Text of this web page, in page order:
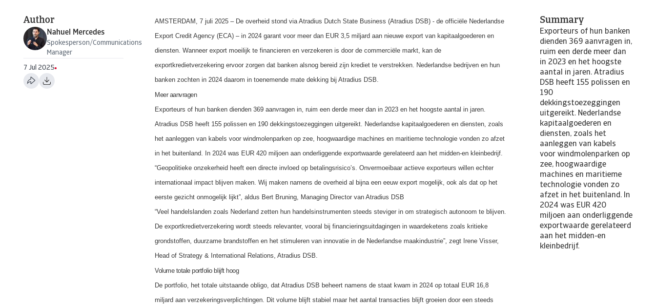
Author
Nahuel Mercedes
Spokesperson/Communications
Manager
7 Jul 2025
AMSTERDAM, 7 juli 2025 – De overheid stond via Atradius Dutch State Business (Atradius DSB) - de officiële Nederlandse
Export Credit Agency (ECA) – in 2024 garant voor meer dan EUR 3,5 miljard aan nieuwe export van kapitaalgoederen en
diensten. Wanneer export moeilijk te financieren en verzekeren is door de commerciële markt, kan de
exportkredietverzekering ervoor zorgen dat banken alsnog bereid zijn krediet te verstrekken. Nederlandse bedrijven en hun
banken zochten in 2024 daarom in toenemende mate dekking bij Atradius DSB.
Meer aanvragen
Exporteurs of hun banken dienden 369 aanvragen in, ruim een derde meer dan in 2023 en het hoogste aantal in jaren.
Atradius DSB heeft 155 polissen en 190 dekkingstoezeggingen uitgereikt. Nederlandse kapitaalgoederen en diensten, zoals
het aanleggen van kabels voor windmolenparken op zee, hoogwaardige machines en maritieme technologie vonden zo afzet
in het buitenland. In 2024 was EUR 420 miljoen aan onderliggende exportwaarde gerelateerd aan het midden-en kleinbedrijf.
“Geopolitieke onzekerheid heeft een directe invloed op betalingsrisico’s. Onvermoeibaar actieve exporteurs willen echter
internationaal impact blijven maken. Wij maken namens de overheid al bijna een eeuw export mogelijk, ook als dat op het
eerste gezicht onmogelijk lijkt”, aldus Bert Bruning, Managing Director van Atradius DSB
“Veel handelslanden zoals Nederland zetten hun handelsinstrumenten steeds steviger in om strategisch autonoom te blijven.
De exportkredietverzekering wordt steeds relevanter, vooral bij financieringsuitdagingen in waardeketens zoals kritieke
grondstoffen, duurzame brandstoffen en het stimuleren van innovatie in de Nederlandse maakindustrie”, zegt Irene Visser,
Head of Strategy & International Relations, Atradius DSB.
Volume totale portfolio blijft hoog
De portfolio, het totale uitstaande obligo, dat Atradius DSB beheert namens de staat kwam in 2024 op totaal EUR 16,8
miljard aan verzekeringsverplichtingen. Dit volume blijft stabiel maar het aantal transacties blijft groeien door een steeds
Summary
Exporteurs of hun banken
dienden 369 aanvragen in,
ruim een derde meer dan
in 2023 en het hoogste
aantal in jaren. Atradius
DSB heeft 155 polissen en
190
dekkingstoezeggingen
uitgereikt. Nederlandse
kapitaalgoederen en
diensten, zoals het
aanleggen van kabels
voor windmolenparken op
zee, hoogwaardige
machines en maritieme
technologie vonden zo
afzet in het buitenland. In
2024 was EUR 420
miljoen aan onderliggende
exportwaarde gerelateerd
aan het midden-en
kleinbedrijf.